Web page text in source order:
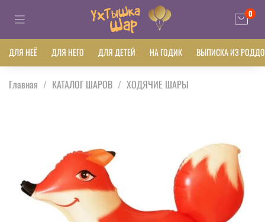
0
ДЛЯ НЕЁ ДЛЯ НЕГО ДЛЯ ДЕТЕЙ НА ГОДИК ВЫПИСКА ИЗ
Главная КАТАЛОГ ШАРОВ ХОДЯЧИЕ ШАРЫ